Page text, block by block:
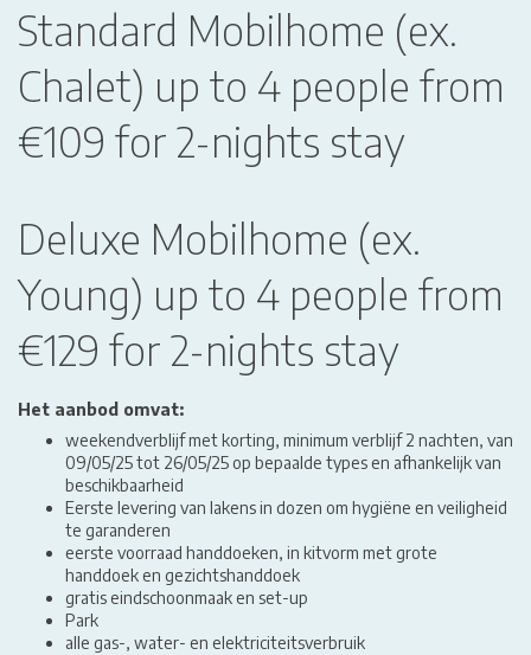
Standard Mobilhome (ex.
Chalet) up to 4 people from
€109 for 2-nights stay
Deluxe Mobilhome (ex.
Young) up to 4 people from
€129 for 2-nights stay
Het aanbod omvat:
weekendverblijf met korting, minimum verblijf 2 nachten, van
09/05/25 tot 26/05/25 op bepaalde types en afhankelijk van
beschikbaarheid
Eerste levering van lakens in dozen om hygiëne en veiligheid
te garanderen
eerste voorraad handdoeken, in kitvorm met grote
handdoek en gezichtshanddoek
gratis eindschoonmaak en set-up
Park
alle gas-, water- en elektriciteitsverbruik